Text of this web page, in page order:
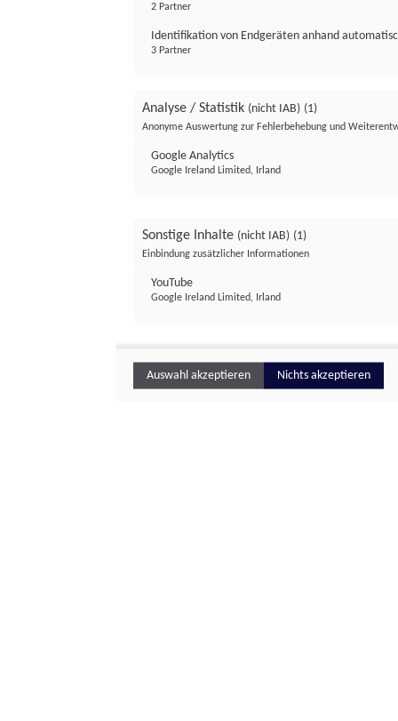
2 Partner
Identifikation von Endgeräten anhand
3 Partner
Analyse / Statistik (nicht IAB) (1)
Anonyme Auswertung zur Fehlerbehebung und
Google Analytics
Google Ireland Limited, Irland
Sonstige Inhalte (nicht IAB) (1)
Einbindung zusätzlicher Informationen
YouTube
Google Ireland Limited, Irland
Auswahl akzeptieren Nichts akzeptieren